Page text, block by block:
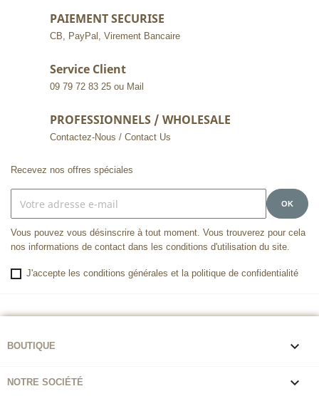
PAIEMENT SECURISE
CB, PayPal, Virement Bancaire
Service Client
09 79 72 83 25 ou Mail
PROFESSIONNELS / WHOLESALE
Contactez-Nous / Contact Us
Recevez nos offres spéciales
Vous pouvez vous désinscrire à tout moment. Vous trouverez pour cela
nos informations de contact dans les conditions d'utilisation du site.
J'accepte les conditions générales et la politique de confidentialité
BOUTIQUE 
NOTRE SOCIÉTÉ 